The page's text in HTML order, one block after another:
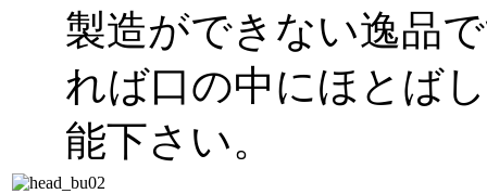
製造ができない逸品
れば口の中にほとば
能下さい。